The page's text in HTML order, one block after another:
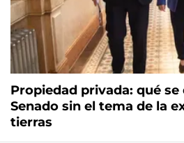
Propiedad privada: qué se
Senado sin el tema de la
tierras